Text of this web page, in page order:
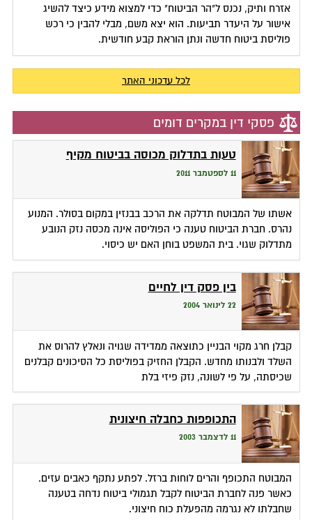
אזרח ותיק, נכנס ל"הר הביטוח" כדי למצוא מידע כיצד להשיג
אישור על היעדר תביעות. הוא יצא משם, מבלי להבין כי רכש
פוליסת ביטוח חדשה ונתן הוראת קבע חודשית.
לכל עדכוני האתר
פסקי דין במקרים דומים
טעות בתדלוק מכוסה בביטוח מקיף
11 לספטמבר 2011
אשתו של המבוטח תדלקה את הרכב בבנזין במקום בסולר. המנוע
נהרס. חברת הביטוח טענה כי הפוליסה אינה מכסה נזק הנובע
מתדלוק שגוי. בית המשפט בוחן האם יש כיסוי.
בין פסק דין לחיים
22 לינואר 2004
קבלן חרג מקוי הבניין כתוצאה ממדידה שגויה ונאלץ להרוס את
השלד ולבנותו מחדש. הקבלן החזיק בפוליסת כל הסיכונים קבלנים
שכיסתה, על פי לשונה, נזק פיזי בלת
התכופפות כחבלה חיצונית
11 לדצמבר 2003
המבוטח התכופף והרים לוחות ברזל. לפתע נתקף כאבים עזים.
כאשר פנה לחברת הביטוח לקבל תגמולי ביטוח נדחה בטענה
שחבלתו לא נגרמה מהפעלת כוח חיצוני.